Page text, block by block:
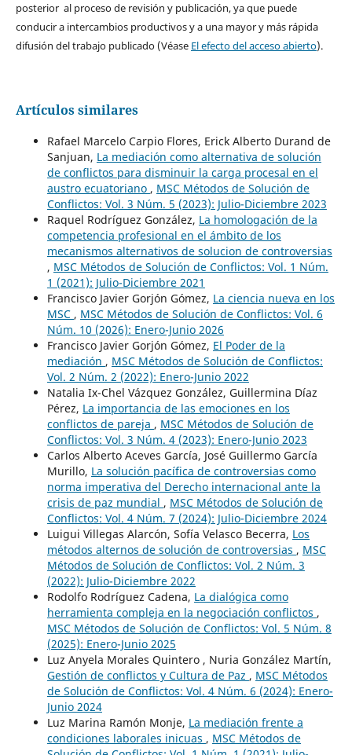
posterior al proceso de revisión y publicación, ya que puede
conducir a intercambios productivos y a una mayor y más rápida
difusión del trabajo publicado (Véase El efecto del acceso abierto).
Artículos similares
Rafael Marcelo Carpio Flores, Erick Alberto Durand de
Sanjuan, La mediación como alternativa de solución
de conflictos para disminuir la carga procesal en el
austro ecuatoriano , MSC Métodos de Solución de
Conflictos: Vol. 3 Núm. 5 (2023): Julio-Diciembre 2023
Raquel Rodríguez González, La homologación de la
competencia profesional en el ámbito de los
mecanismos alternativos de solucion de controversias
, MSC Métodos de Solución de Conflictos: Vol. 1 Núm.
1 (2021): Julio-Diciembre 2021
Francisco Javier Gorjón Gómez, La ciencia nueva en los
MSC , MSC Métodos de Solución de Conflictos: Vol. 6
Núm. 10 (2026): Enero-Junio 2026
Francisco Javier Gorjón Gómez, El Poder de la
mediación , MSC Métodos de Solución de Conflictos:
Vol. 2 Núm. 2 (2022): Enero-Junio 2022
Natalia Ix-Chel Vázquez González, Guillermina Díaz
Pérez, La importancia de las emociones en los
conflictos de pareja , MSC Métodos de Solución de
Conflictos: Vol. 3 Núm. 4 (2023): Enero-Junio 2023
Carlos Alberto Aceves García, José Guillermo García
Murillo, La solución pacífica de controversias como
norma imperativa del Derecho internacional ante la
crisis de paz mundial , MSC Métodos de Solución de
Conflictos: Vol. 4 Núm. 7 (2024): Julio-Diciembre 2024
Luigui Villegas Alarcón, Sofía Velasco Becerra, Los
métodos alternos de solución de controversias , MSC
Métodos de Solución de Conflictos: Vol. 2 Núm. 3
(2022): Julio-Diciembre 2022
Rodolfo Rodríguez Cadena, La dialógica como
herramienta compleja en la negociación conflictos ,
MSC Métodos de Solución de Conflictos: Vol. 5 Núm. 8
(2025): Enero-Junio 2025
Luz Anyela Morales Quintero , Nuria González Martín,
Gestión de conflictos y Cultura de Paz , MSC Métodos
de Solución de Conflictos: Vol. 4 Núm. 6 (2024): Enero-
Junio 2024
Luz Marina Ramón Monje, La mediación frente a
condiciones laborales inicuas , MSC Métodos de